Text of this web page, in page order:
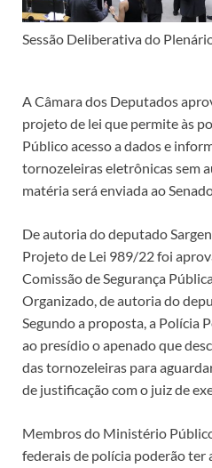
Sessão Deliberativa do
A Câmara dos Deputados
projeto de lei que permite às
Público acesso a dados e
tornozeleiras eletrônicas sem
matéria será enviada ao
De autoria do deputado
Projeto de Lei 989/22 foi
Comissão de Segurança
Organizado, de autoria do
Segundo a proposta, a Polícia
ao presídio o apenado que
das tornozeleiras para
de justificação com o juiz de
Membros do Ministério
federais de polícia poderão ter